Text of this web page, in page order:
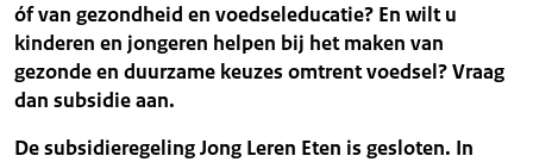
óf van gezondheid en voedseleducatie? En wilt u
kinderen en jongeren helpen bij het maken van
gezonde en duurzame keuzes omtrent voedsel? Vraag
dan subsidie aan.
De subsidieregeling Jong Leren Eten is gesloten. In